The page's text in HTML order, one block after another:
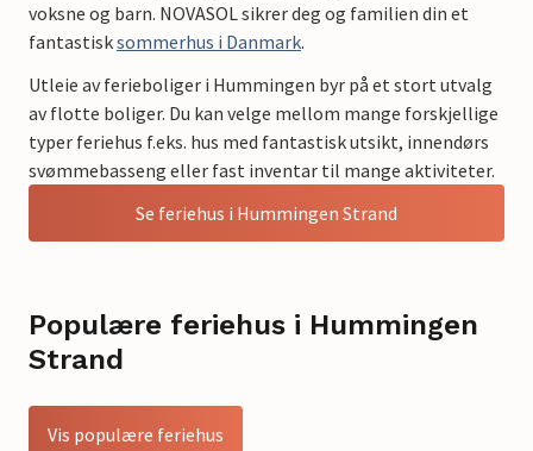
voksne og barn. NOVASOL sikrer deg og familien din et
fantastisksommerhus i Danmark.
Utleie av ferieboliger i Hummingen byr på et stort utvalg
av flotte boliger. Du kan velge mellom mange forskjellige
typer feriehus f.eks. hus med fantastisk utsikt, innendørs
svømmebasseng eller fast inventar til mange aktiviteter.
Se feriehus i Hummingen Strand
Populære feriehus i Hummingen
Strand
Vis populære feriehus